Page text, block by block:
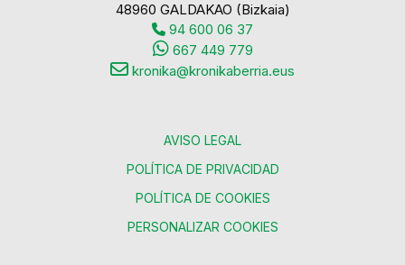
48960 GALDAKAO (Bizkaia)
94 600 06 37
667 449 779
kronika@kronikaberria.eus
AVISO LEGAL
POLÍTICA DE PRIVACIDAD
POLÍTICA DE COOKIES
PERSONALIZAR COOKIES